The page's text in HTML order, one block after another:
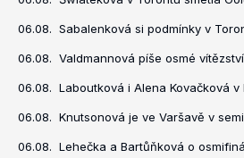
06.08. Sabalenková si podmínky v
06.08. Valdmannová píše osmé
06.08. Laboutková i Alena Kovačková
06.08. Knutsonová je ve Varšavě v
06.08. Lehečka a Bartůňková o